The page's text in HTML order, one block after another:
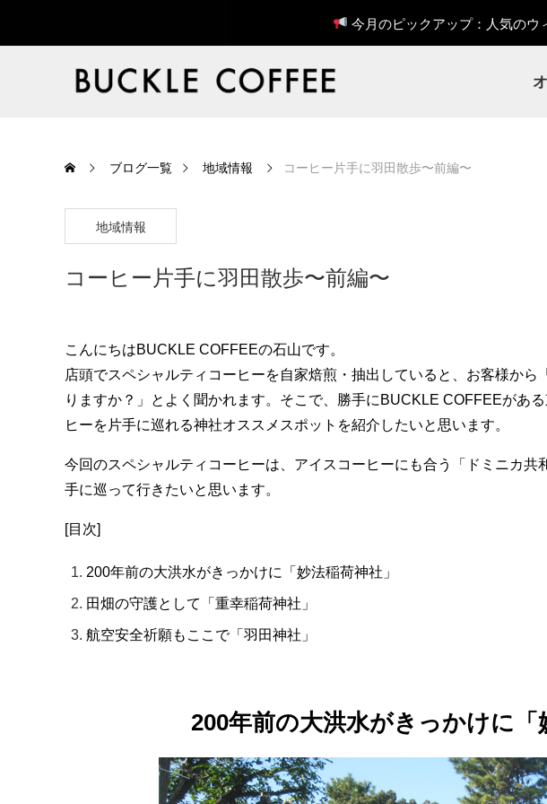
ブログ一覧 地域情報 コーヒー片手に羽田散歩〜前編〜
地域情報
コーヒー片手に羽田散歩〜前編〜
こんにちはBUCKLE COFFEEの石山です。
店頭でスペシャルティコーヒーを自家焙煎・抽出していると、お客様か
りますか？」とよく聞かれます。そこで、勝手にBUCKLE COFFEEがあ
ヒーを片手に巡れる神社オススメスポットを紹介したいと思います。
今回のスペシャルティコーヒーは、アイスコーヒーにも合う「ドミニカ共
手に巡って行きたいと思います。
[目次]
200年前の大洪水がきっかけに「妙法稲荷神社」
田畑の守護として「重幸稲荷神社」
航空安全祈願もここで「羽田神社」
200年前の大洪水がきっかけに「
今月のピックアップ：人気のウ